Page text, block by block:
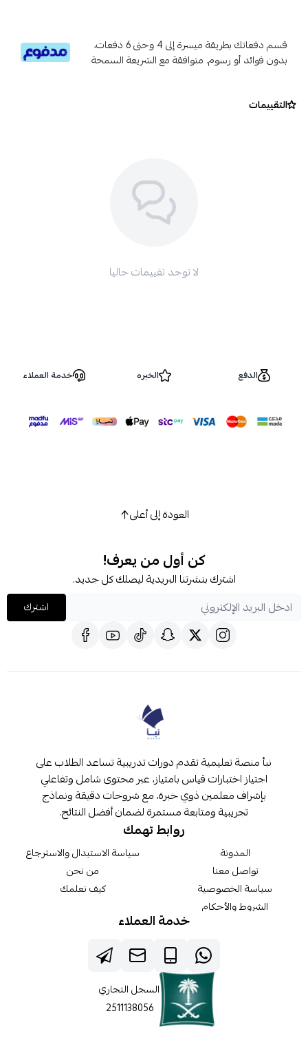
قسم دفعاتك بطريقة ميسرة إلى 4 وحتى 6 دفعات،
بدون فوائد أو رسوم. متوافقة مع الشريعة السمحة
التقييمات
لا توجد تقييمات حاليا
الدفع الخبره خدمة العملاء
العودة إلى أعلى
كن أول من يعرف!
اشترك بنشرتنا البريدية ليصلك كل جديد.
اشترك
نبأ منصة تعليمية تقدم دورات تدريبية تساعد الطلاب على
اجتياز اختبارات قياس بامتياز، عبر محتوى شامل وتفاعلي
بإشراف معلمين ذوي خبرة، مع شروحات دقيقة ونماذج
تجريبية ومتابعة مستمرة لضمان أفضل النتائج.
روابط تهمك
المدونة
تواصل معنا
سياسة الخصوصية
الشروط والأحكام
سياسة الاستبدال والاسترجاع
من نحن
كيف نعلمك
خدمة العملاء
السجل التجاري
2511138056